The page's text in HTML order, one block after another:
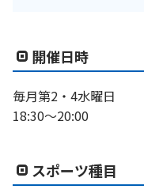
開催日時
毎月第2・4水曜日
18:30〜20:00
スポーツ種目